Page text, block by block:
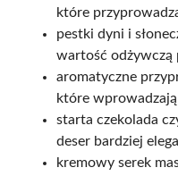
które
pestki dyni i
wartość odżywczą
aromatyczne
które wprowadzają
starta czekolada
deser bardziej
kremowy serek